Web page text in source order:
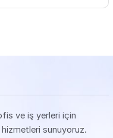
ve iş yerleri için
sunuyoruz.